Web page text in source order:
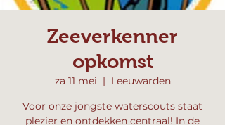
Zeeverkenner
opkomst
za 11 mei
  |
Leeuwarden
Voor onze jongste waterscouts staat
plezier en ontdekken centraal! In de